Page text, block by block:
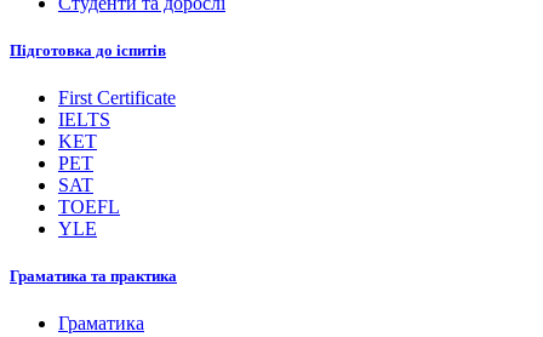
Підготовка до іспитів
First Certificate
IELTS
KET
PET
SAT
TOEFL
YLE
Граматика та практика
Граматика